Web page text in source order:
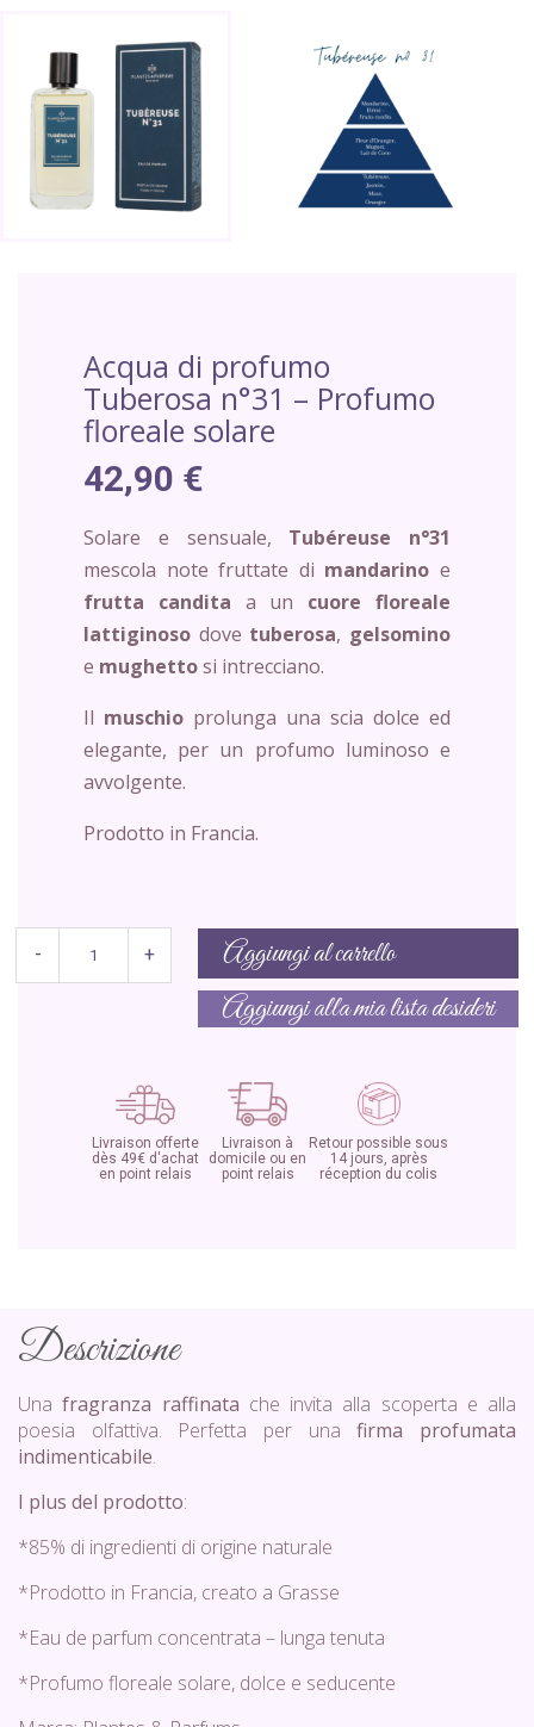
Acqua di profumo
Tuberosa n°31 – Profumo
floreale solare
42,90 €
Solare e sensuale, Tubéreuse n°31
mescola note fruttate di mandarino e
frutta candita a un cuore floreale
lattiginoso dove tuberosa, gelsomino
e mughettosi intrecciano.
Il muschio prolunga una scia dolce ed
elegante, per un profumo luminoso e
avvolgente.
Prodotto in Francia.
- + Aggiungi al carrello
Aggiungi alla mia lista desideri
Livraison offerte
dès 49€ d'achat
en point relais
Livraison à
domicile ou en
point relais
Retour possible sous
14 jours, après
réception du colis
Descrizione
Unafragranza raffinata che invita alla scoperta e alla
poesia olfattiva. Perfetta per unafirma profumata
indimenticabile.
I plus del prodotto:
*85% di ingredienti di origine naturale
*Prodotto in Francia, creato a Grasse
*Eau de parfum concentrata – lunga tenuta
*Profumo floreale solare, dolce e seducente